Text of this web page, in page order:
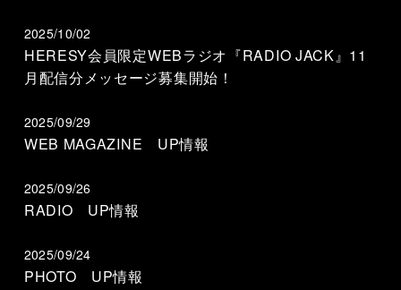
2025/10/02
HERESY会員限定WEBラジオ『RADIO JACK』11
月配信分メッセージ募集開始！
2025/09/29
WEB MAGAZINE UP情報
2025/09/26
RADIO UP情報
2025/09/24
PHOTO UP情報